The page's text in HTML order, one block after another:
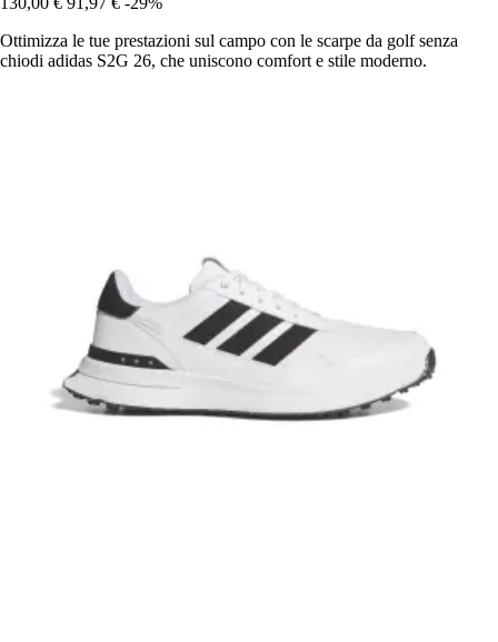
Ottimizza le tue prestazioni sul campo con le scarpe da golf senza
chiodi adidas S2G 26, che uniscono comfort e stile moderno.